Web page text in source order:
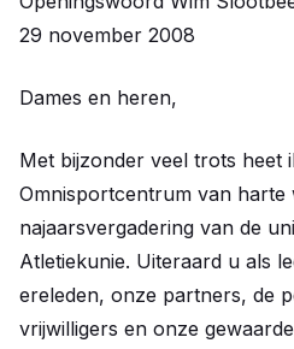
29 november 2008
Dames en heren,
Met bijzonder veel trots heet
Omnisportcentrum van harte
najaarsvergadering van de
Atletiekunie. Uiteraard u als
ereleden, onze partners, de
vrijwilligers en onze